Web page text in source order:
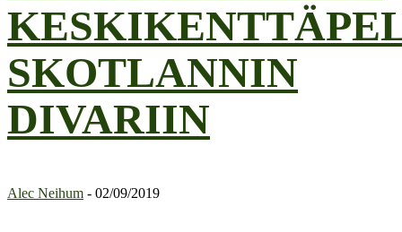
SKOTLANNIN
DIVARIIN
Alec Neihum - 02/09/2019